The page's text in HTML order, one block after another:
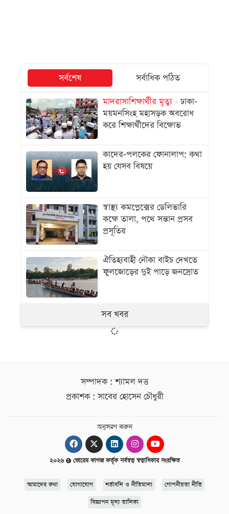
সর্বশেষ
সর্বাধিক পঠিত
মাদরাসাশিক্ষার্থীর মৃত্যু
ঢাকা-
ময়মনসিংহ মহাসড়ক অবরোধ
করে শিক্ষার্থীদের বিক্ষোভ
কাদের-পলকের ফোনালাপ: কথা
হয় যেসব বিষয়ে
স্বাস্থ্য কমপ্লেক্সের ডেলিভারি
কক্ষে তালা, পথে সন্তান প্রসব
প্রসূতির
ঐতিহ্যবাহী নৌকা বাইচ দেখতে
ফুলজোড়ের দুই পাড়ে জনস্রোত
সব খবর
সম্পাদক : শ্যামল দত্ত
প্রকাশক : সাবের হোসেন চৌধুরী
অনুসরণ করুন
২০২৬ ভোরের কাগজ কর্তৃক সর্বস্বত্ব স্বত্বাধিকার সংরক্ষিত
আমাদের কথা যোগাযোগ শর্তাবলি ও নীতিমালা গোপনীয়তা নীতি
বিজ্ঞাপন মূল্য তালিকা